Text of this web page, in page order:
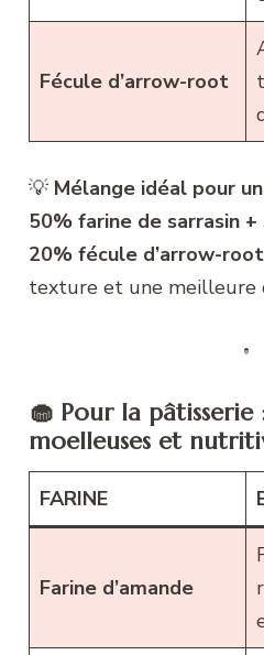
Fécule d’arrow-root
💡 Mélange idéal pour
50% farine de sarrasin
20% fécule d’arrow-root
texture et une meilleure
🧁 Pour la pâtisserie
moelleuses et
FARINE
Farine d’amande